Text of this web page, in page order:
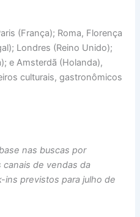
(França); Roma, Florença
Londres (Reino Unido);
e Amsterdã (Holanda),
culturais, gastronômicos
nas buscas por
de vendas da
ins previstos para julho de